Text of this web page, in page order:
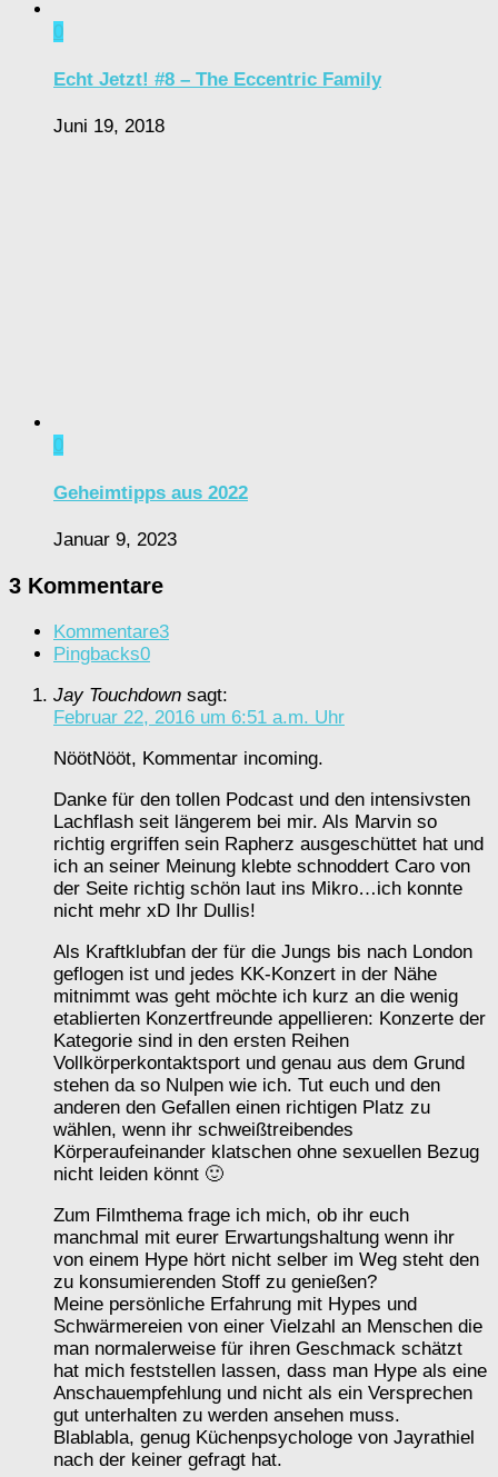
0
Echt Jetzt! #8 – The Eccentric Family
Juni 19, 2018
0
Geheimtipps aus 2022
Januar 9, 2023
3 Kommentare
Kommentare3
Pingbacks0
Jay Touchdown sagt:
Februar 22, 2016 um 6:51 a.m. Uhr
NöötNööt, Kommentar incoming.
Danke für den tollen Podcast und den intensivsten
Lachflash seit längerem bei mir. Als Marvin so
richtig ergriffen sein Rapherz ausgeschüttet hat und
ich an seiner Meinung klebte schnoddert Caro von
der Seite richtig schön laut ins Mikro…ich konnte
nicht mehr xD Ihr Dullis!
Als Kraftklubfan der für die Jungs bis nach London
geflogen ist und jedes KK-Konzert in der Nähe
mitnimmt was geht möchte ich kurz an die wenig
etablierten Konzertfreunde appellieren: Konzerte der
Kategorie sind in den ersten Reihen
Vollkörperkontaktsport und genau aus dem Grund
stehen da so Nulpen wie ich. Tut euch und den
anderen den Gefallen einen richtigen Platz zu
wählen, wenn ihr schweißtreibendes
Körperaufeinander klatschen ohne sexuellen Bezug
nicht leiden könnt 🙂
Zum Filmthema frage ich mich, ob ihr euch
manchmal mit eurer Erwartungshaltung wenn ihr
von einem Hype hört nicht selber im Weg steht den
zu konsumierenden Stoff zu genießen?
Meine persönliche Erfahrung mit Hypes und
Schwärmereien von einer Vielzahl an Menschen die
man normalerweise für ihren Geschmack schätzt
hat mich feststellen lassen, dass man Hype als eine
Anschauempfehlung und nicht als ein Versprechen
gut unterhalten zu werden ansehen muss.
Blablabla, genug Küchenpsychologe von Jayrathiel
nach der keiner gefragt hat.